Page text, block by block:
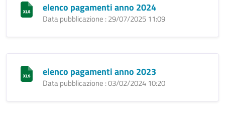
elenco pagamenti anno 2024
Data pubblicazione : 29/07/2025 11:09
elenco pagamenti anno 2023
Data pubblicazione : 03/02/2024 10:20